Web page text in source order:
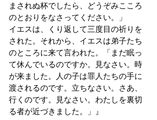
まされぬ杯でしたら、どうぞみこころ
のとおりをなさってください。」
イエスは、くり返して三度目の祈りを
された。それから、イエスは弟子たち
のところに来て言われた。「まだ眠っ
て休んでいるのですか。見なさい。時
が来ました。人の子は罪人たちの手に
渡されるのです。立ちなさい。さあ、
行くのです。見なさい。わたしを裏切
る者が近づきました。」』